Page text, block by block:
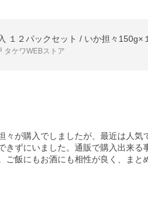
１２パックセット / いか担々150g×
タケワWEBストア
々が購入でしましたが、最近は人気
きずにいました。通販で購入出来
ご飯にもお酒にも相性が良く、ま